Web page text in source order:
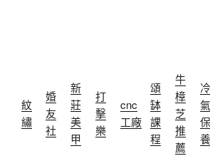
紋
繡
婚
友
社
新
莊
美
甲
打
擊
樂
cnc
工廠
頌
缽
課
程
牛
樟
芝
推
薦
冷
氣
保
養